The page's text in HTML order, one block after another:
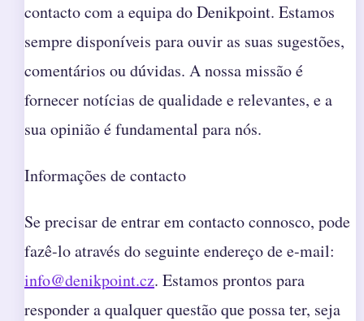
contacto com a equipa do Denikpoint. Estamos
sempre disponíveis para ouvir as suas sugestões,
comentários ou dúvidas. A nossa missão é
fornecer notícias de qualidade e relevantes, e a
sua opinião é fundamental para nós.
Informações de contacto
Se precisar de entrar em contacto connosco, pode
fazê-lo através do seguinte endereço de e-mail:
info@denikpoint.cz. Estamos prontos para
responder a qualquer questão que possa ter, seja